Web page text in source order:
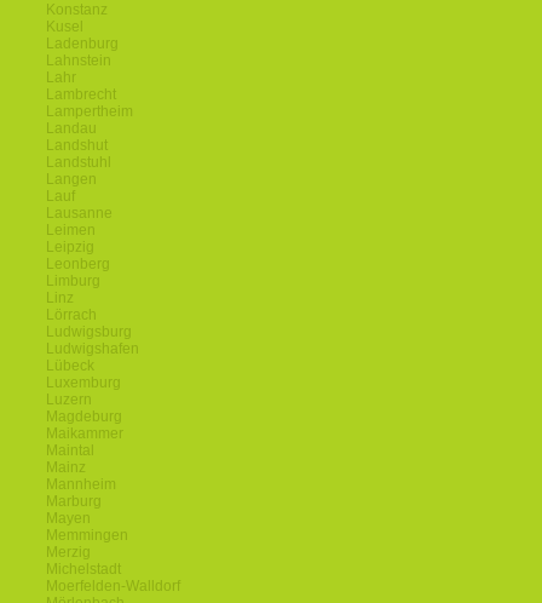
Konstanz
Kusel
Ladenburg
Lahnstein
Lahr
Lambrecht
Lampertheim
Landau
Landshut
Landstuhl
Langen
Lauf
Lausanne
Leimen
Leipzig
Leonberg
Limburg
Linz
Lörrach
Ludwigsburg
Ludwigshafen
Lübeck
Luxemburg
Luzern
Magdeburg
Maikammer
Maintal
Mainz
Mannheim
Marburg
Mayen
Memmingen
Merzig
Michelstadt
Moerfelden-Walldorf